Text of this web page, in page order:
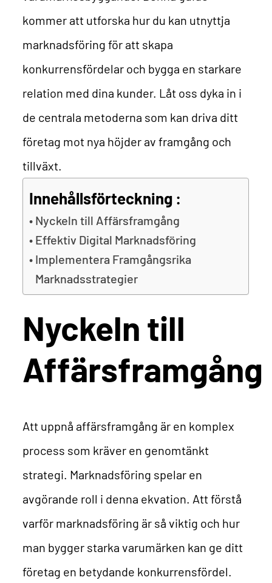
kommer att utforska hur du kan utnyttja
marknadsföring för att skapa
konkurrensfördelar och bygga en starkare
relation med dina kunder. Låt oss dyka in i
de centrala metoderna som kan driva ditt
företag mot nya höjder av framgång och
tillväxt.
Innehållsförteckning :
Nyckeln till Affärsframgång
Effektiv Digital Marknadsföring
Implementera Framgångsrika
Marknadsstrategier
Nyckeln till
Affärsframgång
Att uppnå affärsframgång är en komplex
process som kräver en genomtänkt
strategi. Marknadsföring spelar en
avgörande roll i denna ekvation. Att förstå
varför marknadsföring är så viktig och hur
man bygger starka varumärken kan ge ditt
företag en betydande konkurrensfördel.